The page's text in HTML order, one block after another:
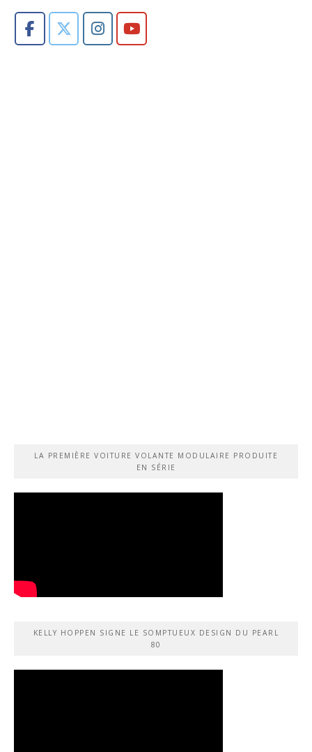
LA PREMIÈRE VOITURE VOLANTE MODULAIRE PRODUITE
EN SÉRIE
KELLY HOPPEN SIGNE LE SOMPTUEUX DESIGN DU PEARL
80